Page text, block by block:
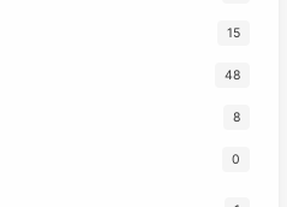
15
48
8
0